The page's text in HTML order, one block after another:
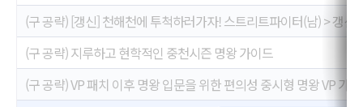
(구 공략) [갱신] 천해천에 투척하러가자! 스트리트파이터(남) > 갱신
(구 공략) 지루하고 현학적인 중천시즌 명왕 가이드
(구 공략) VP 패치 이후 명왕 입문을 위한 편의성 중시형 명왕 VP 가